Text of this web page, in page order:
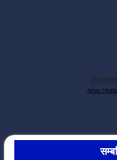
https://